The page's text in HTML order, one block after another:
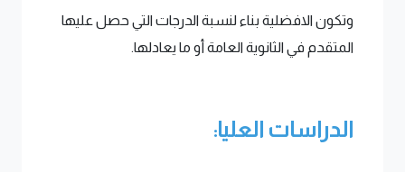
وتكون الافضلية بناء لنسبة الدرجات التي حصل عليها
المتقدم في الثانوية العامة أو ما يعادلها.
الدراسات العليا: